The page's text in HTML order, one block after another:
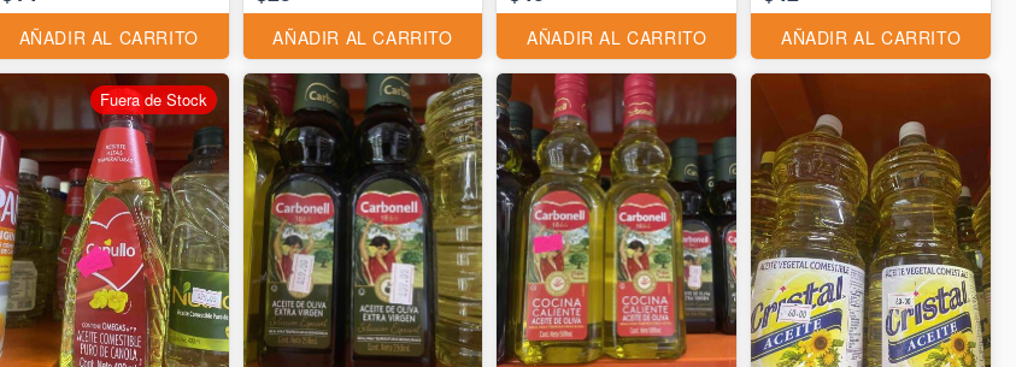
AÑADIR AL CARRITO AÑADIR AL CARRITO AÑADIR AL CARRITO AÑADIR AL CARRITO
Fuera de Stock